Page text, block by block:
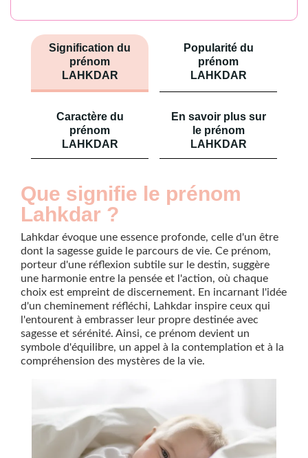
Signification du
prénom
LAHKDAR
Popularité du
prénom
LAHKDAR
Caractère du
prénom
LAHKDAR
En savoir plus sur
le prénom
LAHKDAR
Que signifie le prénom
Lahkdar ?
Lahkdar évoque une essence profonde, celle d'un être
dont la sagesse guide le parcours de vie. Ce prénom,
porteur d'une réflexion subtile sur le destin, suggère
une harmonie entre la pensée et l'action, où chaque
choix est empreint de discernement. En incarnant l'idée
d'un cheminement réfléchi, Lahkdar inspire ceux qui
l'entourent à embrasser leur propre destinée avec
sagesse et sérénité. Ainsi, ce prénom devient un
symbole d'équilibre, un appel à la contemplation et à la
compréhension des mystères de la vie.